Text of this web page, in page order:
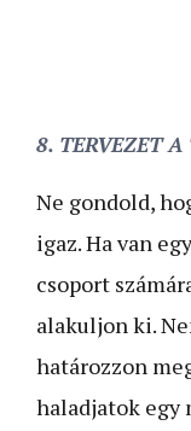
8. TERVEZET
Ne gondold,
igaz. Ha van
csoport
alakuljon ki.
határozzon
haladjatok egy